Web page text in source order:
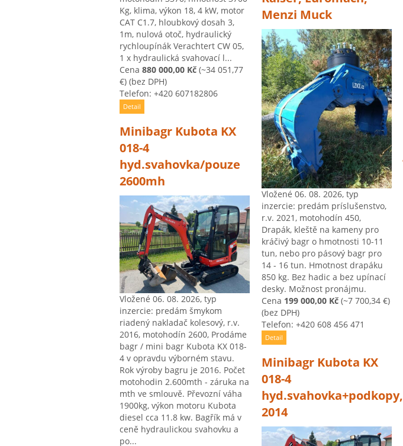
Kg, klima, výkon 18, 4 kW, motor
CAT C1.7, hloubkový dosah 3,
1m, nulová otoč, hydraulický
rychloupínák Verachtert CW 05,
1 x hydraulická svahovací l...
Cena 880 000,00 Kč (~34 051,77
€) (bez DPH)
Telefon: +420 607182806
Detail
Minibagr Kubota KX
018-4
hyd.svahovka/pouze
2600mh
Vložené 06. 08. 2026, typ
inzercie: predám šmykom
riadený nakladač kolesový, r.v.
2016, motohodín 2600, Prodáme
bagr / mini bagr Kubota KX 018-
4 v opravdu výborném stavu.
Rok výroby bagru je 2016. Počet
motohodin 2.600mth - záruka na
mth ve smlouvě. Převozní váha
1900kg, výkon motoru Kubota
diesel cca 11.8 kw. Bagřík má v
ceně hydraulickou svahovku a
po...
Menzi Muck
Vložené 06. 08. 2026, typ
inzercie: predám príslušenstvo,
r.v. 2021, motohodín 450,
Drapák, kleště na kameny pro
kráčivý bagr o hmotnosti 10-11
tun, nebo pro pásový bagr pro
14 - 16 tun. Hmotnost drapáku
850 kg. Bez hadic a bez upínací
desky. Možnost pronájmu.
Cena 199 000,00 Kč (~7 700,34 €)
(bez DPH)
Telefon: +420 608 456 471
Detail
Minibagr Kubota KX
018-4
hyd.svahovka+podkopy,
2014